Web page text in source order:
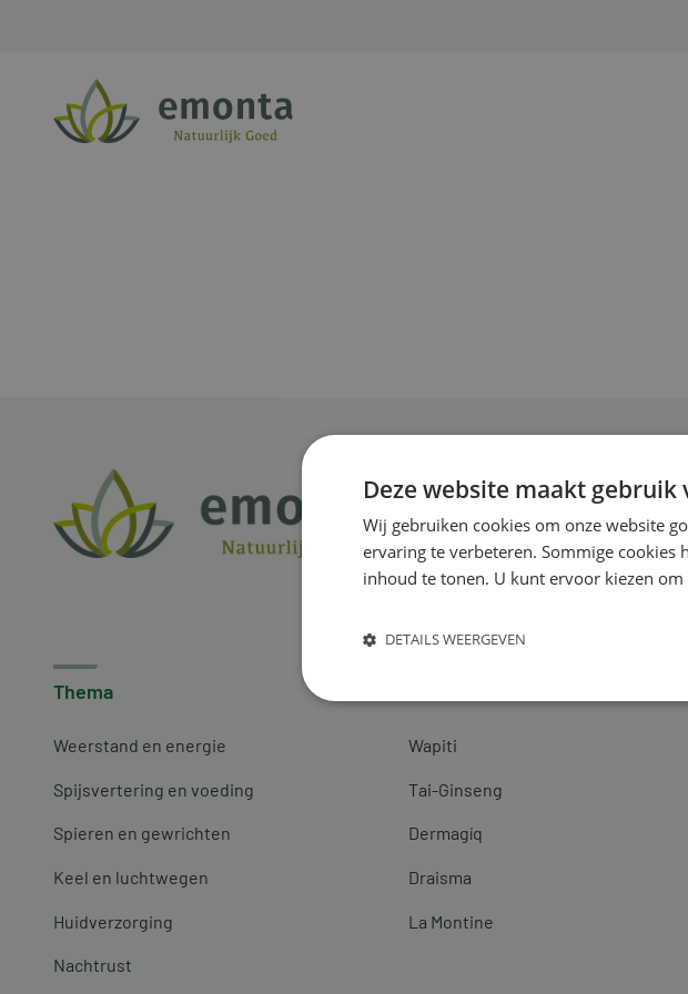
Thema
Weerstand en energie
Spijsvertering en voeding
Spieren en gewrichten
Keel en luchtwegen
Huidverzorging
Nachtrust
Wapiti
Tai-Ginseng
Dermagíq
Draisma
La Montine
Deze website maakt gebruik
Wij gebruiken cookies om onze website
ervaring te verbeteren. Sommige
inhoud te tonen. U kunt ervoor kiezen
DETAILS WEERGEVEN